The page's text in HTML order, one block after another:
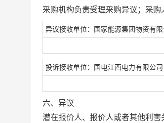
采购机构负责受理采购异议；采购
异议接收单位：国家能源集团物资有
投诉接收单位：国电江西电力有限公司
六、异议
潜在报价人、报价人或者其他利